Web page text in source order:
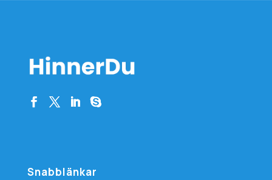
Snabblänkar